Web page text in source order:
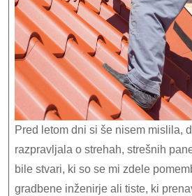
zanesljivo
in
sodobno
strešno
rešitev.
Pred letom dni si še nisem mislila, da bom kdaj
razpravljala o strehah, strešnih
bile stvari, ki so se mi zdele
gradbene inženirje ali tiste, ki